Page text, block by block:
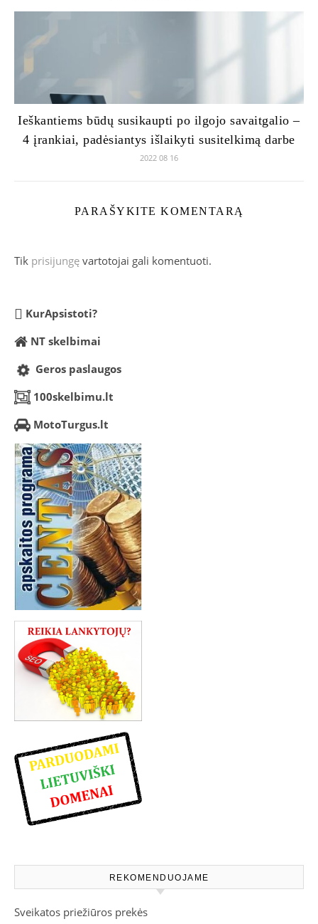
Ieškantiems būdų susikaupti po ilgojo savaitgalio –
4 įrankiai, padėsiantys išlaikyti susitelkimą darbe
2022 08 16
PARAŠYKITE KOMENTARĄ
Tik prisijungę vartotojai gali komentuoti.
KurApsistoti?
NT skelbimai
Geros paslaugos
100skelbimu.lt
MotoTurgus.lt
REKOMENDUOJAME
Sveikatos priežiūros prekės